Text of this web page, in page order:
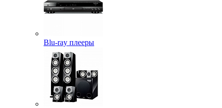
Blu-ray плееры